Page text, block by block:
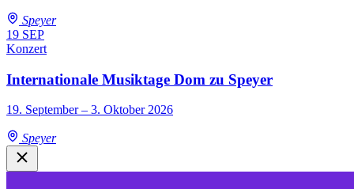
Speyer
19 SEP
Konzert
Internationale Musiktage Dom zu Speyer
19. September – 3. Oktober 2026
Speyer